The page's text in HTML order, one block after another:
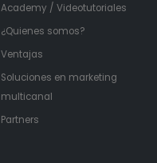
Academy / Videotutoriales
¿Quienes somos?
Ventajas
Soluciones en marketing
multicanal
Partners